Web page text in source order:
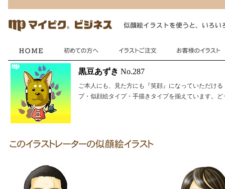
黒豆あずき No.287
ご本人にも、見た方にも『笑顔』になっていただけ
プ・似顔絵タイプ・手描きタイプを揃えています。